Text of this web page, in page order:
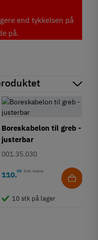
end tykkelsen på
på.
Boreskabelon til greb -
justerbar
001.35.030
110,00 Inkl. moms
10 stk på lager